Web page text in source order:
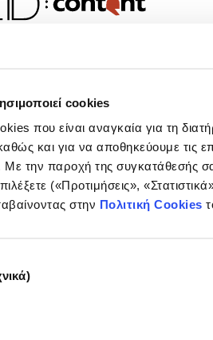
cookies
που είναι αναγκαία για τη
και για να αποθηκεύουμε τις
την παροχή της συγκατάθεσής
(«Προτιμήσεις»,
στην Πολιτική Cookies